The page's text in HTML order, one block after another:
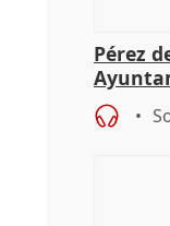
Pérez